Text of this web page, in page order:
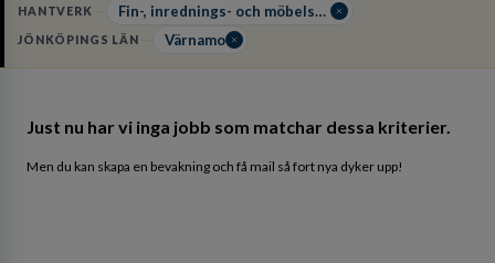
HANTVERK Fin-, inrednings- och möbelsnickare
JÖNKÖPINGS LÄN Värnamo
Just nu har vi inga jobb som matchar dessa kriterier.
Men du kan skapa en bevakning och få mail så fort nya dyker upp!